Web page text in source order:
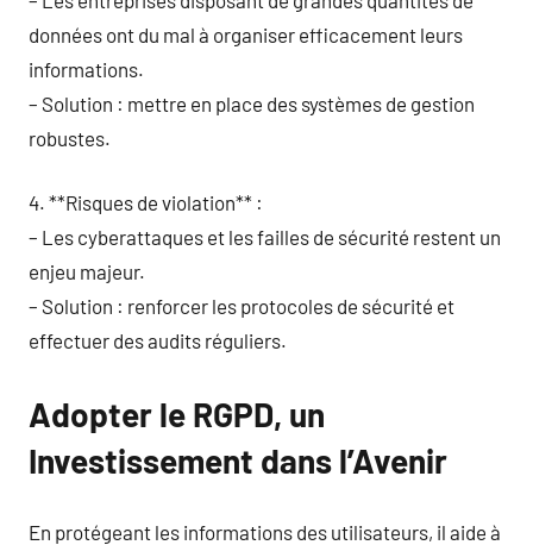
données ont du mal à organiser efficacement leurs
informations.
– Solution : mettre en place des systèmes de gestion
robustes.
4. **Risques de violation** :
– Les cyberattaques et les failles de sécurité restent un
enjeu majeur.
– Solution : renforcer les protocoles de sécurité et
effectuer des audits réguliers.
Adopter le RGPD, un
Investissement dans l’Avenir
En protégeant les informations des utilisateurs, il aide à